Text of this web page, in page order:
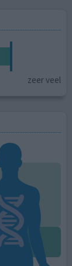
zeer veel